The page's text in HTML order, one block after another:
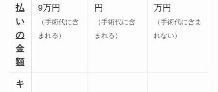
払
い
の
金
額
9万円
（手術代に含
まれる）
円
（手術代に含
まれる）
万円
（手術代に含ま
れない）
キ